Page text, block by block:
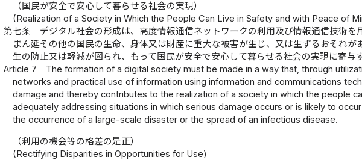
（国民が安全で安心して暮らせる社会の実現）
(Realization of a Society in Which the People Can Live in Safety and with Peace of
第七条
デジタル社会の形成は、高度情報通信ネットワークの利用及び情報通信技術
まん延その他の国民の生命、身体又は財産に重大な被害が生じ、又は生ずるおそれ
生の防止又は軽減が図られ、もって国民が安全で安心して暮らせる社会の実現に寄与
Article 7
The formation of a digital society must be made in a way that, through
networks and practical use of information using information and communications
damage and thereby contributes to the realization of a society in which the people
adequately addressing situations in which serious damage occurs or is likely to
the occurrence of a large-scale disaster or the spread of an infectious disease.
（利用の機会等の格差の是正）
(Rectifying Disparities in Opportunities for Use)